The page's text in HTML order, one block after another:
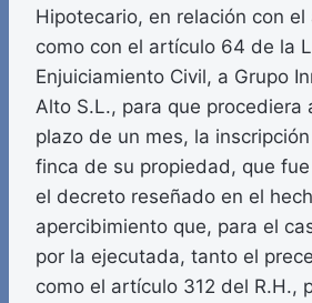
Hipotecario, en relación con
como con el artículo 64 de la
Enjuiciamiento Civil, a Grupo
Alto S.L., para que procediera
plazo de un mes, la
finca de su propiedad, que
el decreto reseñado en el
apercibimiento que, para el
por la ejecutada, tanto el
como el artículo 312 del R.H.,